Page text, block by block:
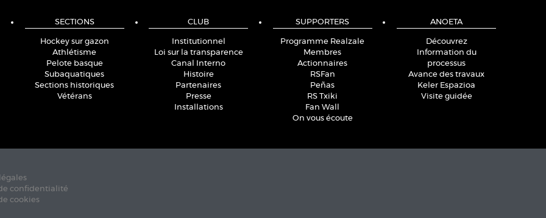
SECTIONS
Hockey sur gazon
Athlétisme
Pelote basque
Subaquatiques
Sections historiques
Vétérans
CLUB
Institutionnel
Loi sur la transparence
Canal Interno
Histoire
Partenaires
Presse
Installations
SUPPORTERS
Programme Realzale
Membres
Actionnaires
RSFan
Peñas
RS Txiki
Fan Wall
On vous écoute
ANOETA
Découvrez
Information du
processus
Avance des travaux
Keler Espazioa
Visite guidée
confidentialité
cookies